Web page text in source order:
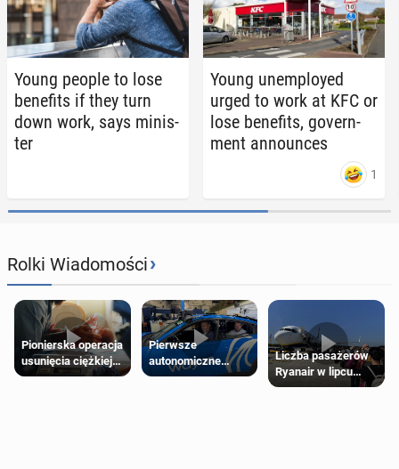
Young people to lose
ben­e­fits if they turn
down work, says min­is­
ter
Young un­em­ployed
urged to work at KFC or
lose ben­e­fits, gov­ern­
ment an­nounces
1
Rolki Wiadomości›
Pionierska operacja
usunięcia ciężkiej
wady wrodzonej
Pierwsze
autonomiczne
Ubery pojawią się
Liczba pasażerów
Ryanair w lipcu
pobiła rekord